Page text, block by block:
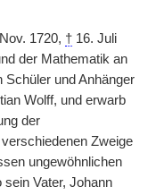
1720, †16. Juli
der Mathematik an
und Anhänger
Wolff, und erwarb
der
Zweige
ungewöhnlichen
sein Vater, Johann